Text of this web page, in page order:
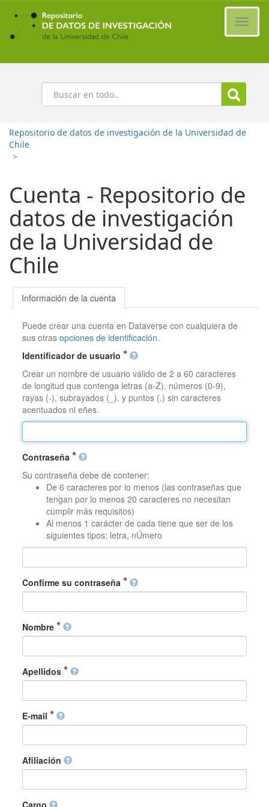
Ir
contenido
principal
Buscar
Repositorio de datos de investigación de la Universidad de
Chile
>
Cuenta - Repositorio de
datos de investigación
de la Universidad de
Chile
Información de la cuenta
Puede crear una cuenta en Dataverse con cualquiera de
sus otrasopciones de identificación.
Identificador de usuario
Crear un nombre de usuario válido de 2 a 60 caracteres
de longitud que contenga letras (a-Z), números (0-9),
rayas (-), subrayados (_), y puntos (.) sin caracteres
acentuados ni eñes.
Contraseña
Su contraseña debe de contener:
De 6 caracteres por lo menos (las contraseñas que
tengan por lo menos 20 caracteres no necesitan
cumplir más requisitos)
Al menos 1 carácter de cada tiene que ser de los
siguientes tipos: letra, nÚmero
Confirme su contraseña
Nombre
Apellidos
E-mail
Afiliación
Cargo